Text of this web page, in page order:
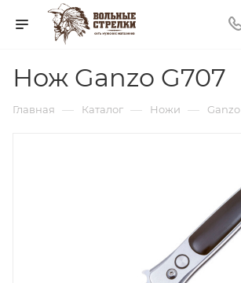
Нож Ganzo G707
Главная — Каталог — Ножи — Ganzo